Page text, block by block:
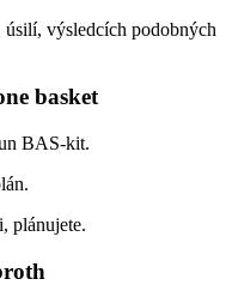
výsledcích podobných
basket
BAS-kit.
plánujete.